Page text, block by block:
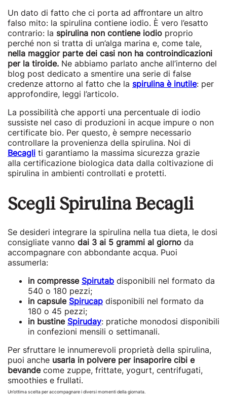
Un dato di fatto che ci porta ad aﬀrontare un altro
falso mito: la spirulina contiene iodio. È vero l’esatto
contrario: la spirulina non contiene iodio proprio
perché non si tratta di un’alga marina e, come tale,
nella maggior parte dei casi non ha controindicazioni
per la tiroide. Ne abbiamo parlato anche all’interno del
blog post dedicato a smentire una serie di false
credenze attorno al fatto che la spirulina è inutile: per
approfondire, leggi l’articolo.
La possibilità che apporti una percentuale di iodio
sussiste nel caso di produzioni in acque impure o non
certificate bio. Per questo, è sempre necessario
controllare la provenienza della spirulina. Noi di
Becagli ti garantiamo la massima sicurezza grazie
alla certificazione biologica data dalla coltivazione di
spirulina in ambienti controllati e protetti.
Scegli Spirulina Becagli
Se desideri integrare la spirulina nella tua dieta, le dosi
consigliate vanno dai 3 ai 5 grammi al giorno da
accompagnare con abbondante acqua. Puoi
assumerla:
in compresse Spirutab disponibili nel formato da
540 o 180 pezzi;
in capsule Spirucap disponibili nel formato da
180 o 45 pezzi;
in bustine Spiruday: pratiche monodosi disponibili
in confezioni mensili o settimanali.
Per sfruttare le innumerevoli proprietà della spirulina,
puoi anche usarla in polvere per insaporire cibi e
bevandecome zuppe, frittate, yogurt, centrifugati,
smoothies e frullati.
Un’ottima scelta per accompagnare i diversi momenti della giornata.